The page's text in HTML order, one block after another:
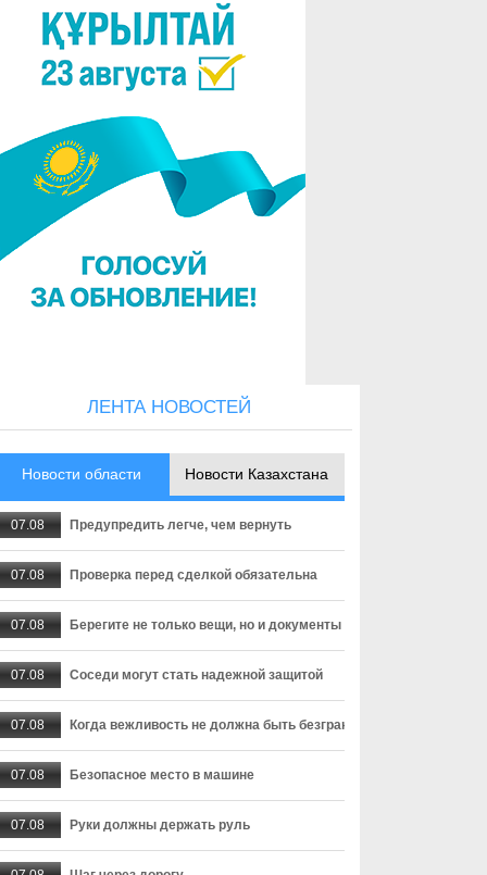
ЛЕНТА НОВОСТЕЙ
Новости области Новости Казахстана
07.08 Предупредить легче, чем вернуть
07.08 Проверка перед сделкой обязательна
07.08 Берегите не только вещи, но и документы
07.08 Соседи могут стать надежной защитой
07.08 Когда вежливость не должна быть безграничной
07.08 Безопасное место в машине
07.08 Руки должны держать руль